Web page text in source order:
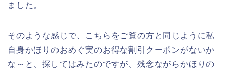
ました。
そのような感じで、こちらをご覧の方と同じように私
自身かほりのおめぐ実のお得な割引クーポンがないか
な～と、探してはみたのですが、残念ながらかほりの